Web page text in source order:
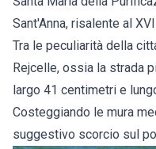
Sant'Anna, risalente al
Tra le peculiarità della
Rejcelle, ossia la strada
largo 41 centimetri e
Costeggiando le mura
suggestivo scorcio sul